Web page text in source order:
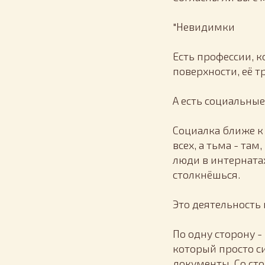
"Невидимки
Есть профессии,
поверхности, её
А есть
Социалка ближе к
всех, а тьма -
люди в
столкнёшься.
Это
По одну сторону
который просто